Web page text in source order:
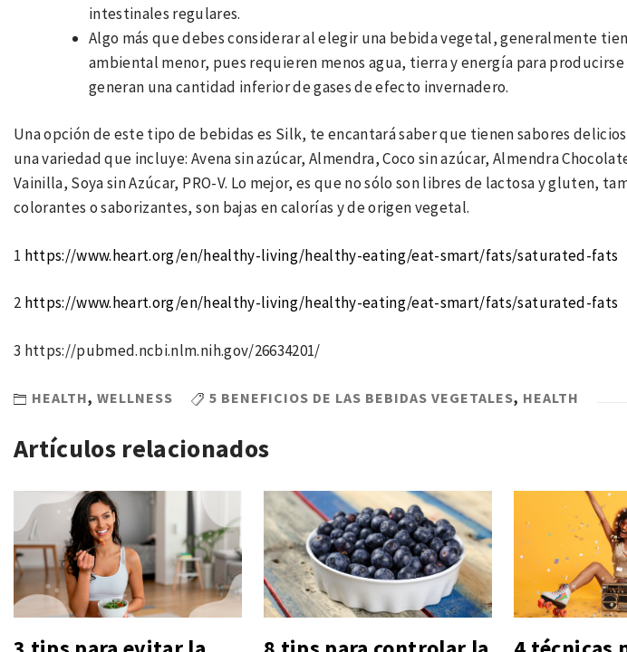
intestinales regulares.
Algo más que debes considerar al elegir una bebida vegetal, generalmente
ambiental menor, pues requieren menos agua, tierra y energía para producirse
generan una cantidad inferior de gases de efecto invernadero.
Una opción de este tipo de bebidas es Silk, te encantará saber que tienen sabores
una variedad que incluye: Avena sin azúcar, Almendra, Coco sin azúcar, Almendra
Vainilla, Soya sin Azúcar, PRO-V. Lo mejor, es que no sólo son libres de lactosa y gluten,
colorantes o saborizantes, son bajas en calorías y de origen vegetal.
1 https://www.heart.org/en/healthy-living/healthy-eating/eat-smart/fats/saturated-fats
2 https://www.heart.org/en/healthy-living/healthy-eating/eat-smart/fats/saturated-fats
3 https://pubmed.ncbi.nlm.nih.gov/26634201/
HEALTH, WELLNESS 5 BENEFICIOS DE LAS BEBIDAS VEGETALES, HEALTH
Artículos relacionados